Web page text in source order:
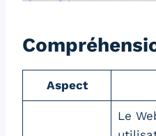
Aspect
Le